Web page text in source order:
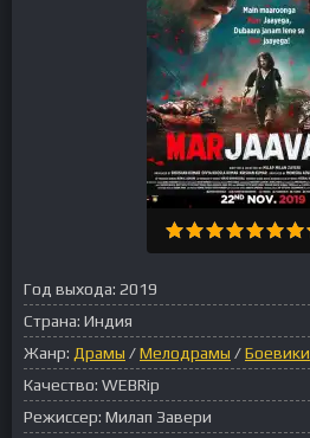
Год выхода: 2019
Страна: Индия
Жанр: Драмы /Мелодрамы /Боевики
Качество: WEBRip
Режиссер: Милап Завери